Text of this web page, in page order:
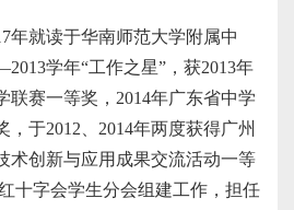
年就读于华南师范大学附属中
学年“工作之星”，获2013年
联赛一等奖，2014年广东省中学
，于2012、2014年两度获得广州
术创新与应用成果交流活动一等
十字会学生分会组建工作，担任